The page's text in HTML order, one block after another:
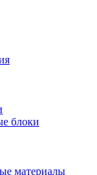
блоки
материалы